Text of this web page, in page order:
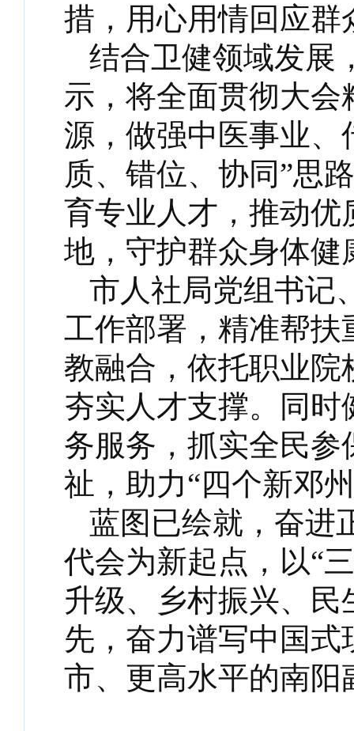
措，用心用情回应群
结合卫健领域发展
示，将全面贯彻大
源，做强中医事业、
质、错位、协同”思
育专业人才，推动
地，守护群众身体健
市人社局党组书记
工作部署，精准帮
教融合，依托职业院
夯实人才支撑。同
务服务，抓实全民
祉，助力“四个新邓
蓝图已绘就，奋进
代会为新起点，以“
升级、乡村振兴、
先，奋力谱写中国
市、更高水平的南